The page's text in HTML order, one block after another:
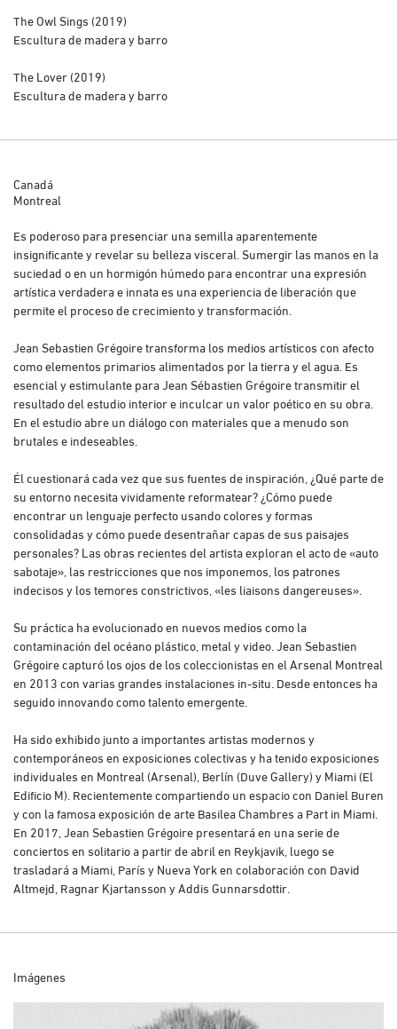
The Owl Sings (2019)
Escultura de madera y barro
The Lover (2019)
Escultura de madera y barro
Canadá
Montreal
Es poderoso para presenciar una semilla aparentemente
insignificante y revelar su belleza visceral. Sumergir las manos en la
suciedad o en un hormigón húmedo para encontrar una expresión
artística verdadera e innata es una experiencia de liberación que
permite el proceso de crecimiento y transformación.
Jean Sebastien Grégoire transforma los medios artísticos con afecto
como elementos primarios alimentados por la tierra y el agua. Es
esencial y estimulante para Jean Sébastien Grégoire transmitir el
resultado del estudio interior e inculcar un valor poético en su obra.
En el estudio abre un diálogo con materiales que a menudo son
brutales e indeseables.
Él cuestionará cada vez que sus fuentes de inspiración, ¿Qué parte de
su entorno necesita vividamente reformatear? ¿Cómo puede
encontrar un lenguaje perfecto usando colores y formas
consolidadas y cómo puede desentrañar capas de sus paisajes
personales? Las obras recientes del artista exploran el acto de «auto
sabotaje», las restricciones que nos imponemos, los patrones
indecisos y los temores constrictivos, «les liaisons dangereuses».
Su práctica ha evolucionado en nuevos medios como la
contaminación del océano plástico, metal y video. Jean Sebastien
Grégoire capturó los ojos de los coleccionistas en el Arsenal Montreal
en 2013 con varias grandes instalaciones in-situ. Desde entonces ha
seguido innovando como talento emergente.
Ha sido exhibido junto a importantes artistas modernos y
contemporáneos en exposiciones colectivas y ha tenido exposiciones
individuales en Montreal (Arsenal), Berlín (Duve Gallery) y Miami (El
Edificio M). Recientemente compartiendo un espacio con Daniel Buren
y con la famosa exposición de arte Basilea Chambres a Part in Miami.
En 2017, Jean Sebastien Grégoire presentará en una serie de
conciertos en solitario a partir de abril en Reykjavik, luego se
trasladará a Miami, París y Nueva York en colaboración con David
Altmejd, Ragnar Kjartansson y Addis Gunnarsdottir.
Imágenes